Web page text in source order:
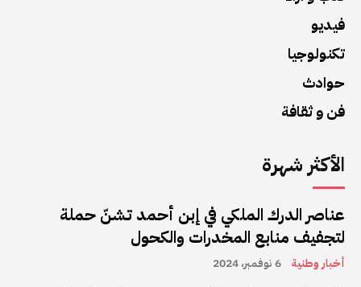
فيديو
تكنولوجيا
حوادث
فن و ثقافة
الأكثر شهرة
عناصر الدرك الملكي في إبن أحمد تشنّ حملة
لتجفيف منابع المخدرات والكحول
أخبار وطنية 6 نوفمبر، 2024